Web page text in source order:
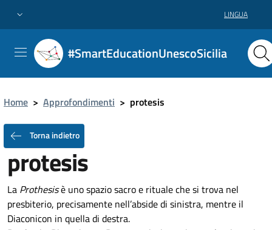
LINGUA
#SmartEducationUnescoSicilia
Home > Approfondimenti > protesis
Torna indietro
protesis
La Prothesisè uno spazio sacro e rituale che si trova nel
presbiterio, precisamente nell’abside di sinistra, mentre il
Diaconicon in quella di destra.